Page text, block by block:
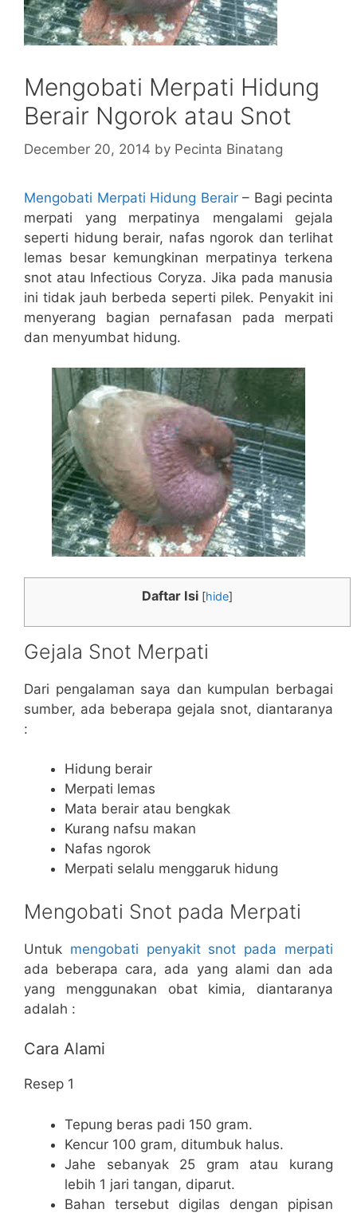
Mengobati Merpati Hidung
Berair Ngorok atau Snot
December 20, 2014 by Pecinta Binatang
Mengobati Merpati Hidung Berair– Bagi pecinta
merpati yang merpatinya mengalami gejala
seperti hidung berair, nafas ngorok dan terlihat
lemas besar kemungkinan merpatinya terkena
snot atau Infectious Coryza. Jika pada manusia
ini tidak jauh berbeda seperti pilek. Penyakit ini
menyerang bagian pernafasan pada merpati
dan menyumbat hidung.
Daftar Isi [hide]
Gejala Snot Merpati
Dari pengalaman saya dan kumpulan berbagai
sumber, ada beberapa gejala snot, diantaranya
:
Hidung berair
Merpati lemas
Mata berair atau bengkak
Kurang nafsu makan
Nafas ngorok
Merpati selalu menggaruk hidung
Mengobati Snot pada Merpati
Untuk mengobati penyakit snot pada merpati
ada beberapa cara, ada yang alami dan ada
yang menggunakan obat kimia, diantaranya
adalah :
Cara Alami
Resep 1
Tepung beras padi 150 gram.
Kencur 100 gram, ditumbuk halus.
Jahe sebanyak 25 gram atau kurang
lebih 1 jari tangan, diparut.
Bahan tersebut digilas dengan pipisan